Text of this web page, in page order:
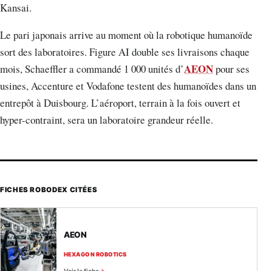
Kansai.
Le pari japonais arrive au moment où la robotique humanoïde
sort des laboratoires. Figure AI double ses livraisons chaque
mois, Schaeffler a commandé 1 000 unités d’AEONpour ses
usines, Accenture et Vodafone testent des humanoïdes dans un
entrepôt à Duisbourg. L’aéroport, terrain à la fois ouvert et
hyper-contraint, sera un laboratoire grandeur réelle.
FICHES ROBODEX CITÉES
AEON
HEXAGON ROBOTICS